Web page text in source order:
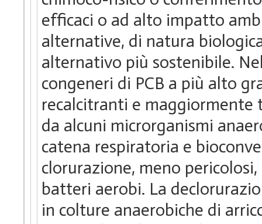
efficaci o ad alto impatto
alternative, di natura
alternativo più sostenibile.
congeneri di PCB a più alto
recalcitranti e
da alcuni microrganismi
catena respiratoria e
clorurazione, meno
batteri aerobi. La
in colture anaerobiche di